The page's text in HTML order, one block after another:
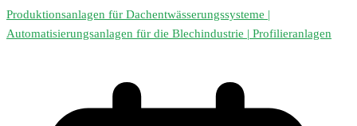
Produktionsanlagen für Dachentwässerungssysteme |
Automatisierungsanlagen für die Blechindustrie | Profilieranlagen